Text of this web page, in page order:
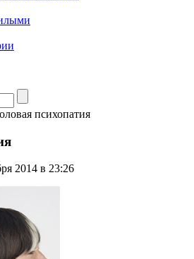
психопатия
2014 в 23:26